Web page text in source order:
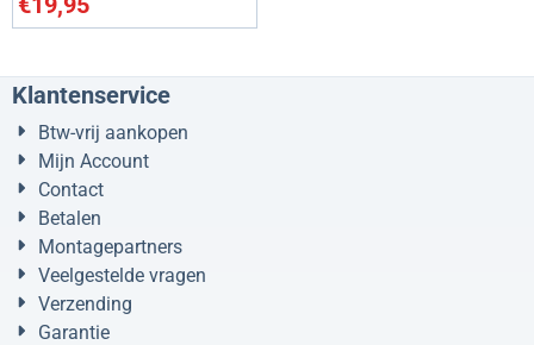
Klantenservice
Btw-vrij aankopen
Mijn Account
Contact
Betalen
Montagepartners
Veelgestelde vragen
Verzending
Garantie